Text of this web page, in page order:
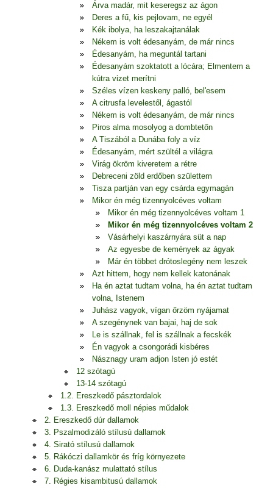
Árva madár, mit keseregsz az ágon
Deres a fű, kis pejlovam, ne egyél
Kék ibolya, ha leszakajtanálak
Nékem is volt édesanyám, de már nincs
Édesanyám, ha meguntál tartani
Édesanyám szoktatott a lócára; Elmentem a
kútra vizet merítni
Széles vízen keskeny palló, bel'esem
A citrusfa levelestől, ágastól
Nékem is volt édesanyám, de már nincs
Piros alma mosolyog a dombtetőn
A Tiszából a Dunába foly a víz
Édesanyám, mért szültél a világra
Virág ökröm kiveretem a rétre
Debreceni zöld erdőben születtem
Tisza partján van egy csárda egymagán
Mikor én még tizennyolcéves voltam
Mikor én még tizennyolcéves voltam 1
Mikor én még tizennyolcéves voltam 2
Vásárhelyi kaszárnyára süt a nap
Az egyesbe de kemények az ágyak
Már én többet drótoslegény nem leszek
Azt hittem, hogy nem kellek katonának
Ha én aztat tudtam volna, ha én aztat tudtam
volna, Istenem
Juhász vagyok, vígan őrzöm nyájamat
A szegénynek van bajai, haj de sok
Le is szállnak, fel is szállnak a fecskék
Én vagyok a csongorádi kisbéres
Násznagy uram adjon Isten jó estét
12 szótagú
13-14 szótagú
1.2. Ereszkedő pásztordalok
1.3. Ereszkedő moll népies műdalok
2. Ereszkedő dúr dallamok
3. Pszalmodizáló stílusú dallamok
4. Sirató stílusú dallamok
5. Rákóczi dallamkör és fríg környezete
6. Duda-kanász mulattató stílus
7. Régies kisambitusú dallamok